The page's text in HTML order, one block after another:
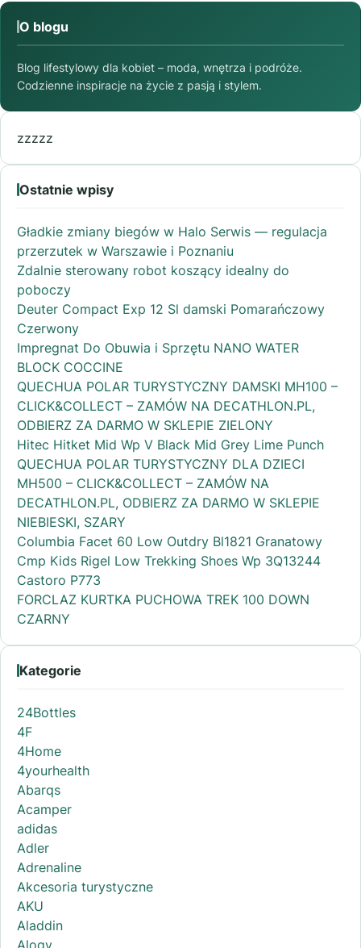
O blogu
Blog lifestylowy dla kobiet – moda, wnętrza i podróże.
Codzienne inspiracje na życie z pasją i stylem.
zzzzz
Ostatnie wpisy
Gładkie zmiany biegów w Halo Serwis — regulacja
przerzutek w Warszawie i Poznaniu
Zdalnie sterowany robot koszący idealny do
poboczy
Deuter Compact Exp 12 Sl damski Pomarańczowy
Czerwony
Impregnat Do Obuwia i Sprzętu NANO WATER
BLOCK COCCINE
QUECHUA POLAR TURYSTYCZNY DAMSKI MH100 –
CLICK&COLLECT – ZAMÓW NA DECATHLON.PL,
ODBIERZ ZA DARMO W SKLEPIE ZIELONY
Hitec Hitket Mid Wp V Black Mid Grey Lime Punch
QUECHUA POLAR TURYSTYCZNY DLA DZIECI
MH500 – CLICK&COLLECT – ZAMÓW NA
DECATHLON.PL, ODBIERZ ZA DARMO W SKLEPIE
NIEBIESKI, SZARY
Columbia Facet 60 Low Outdry Bl1821 Granatowy
Cmp Kids Rigel Low Trekking Shoes Wp 3Q13244
Castoro P773
FORCLAZ KURTKA PUCHOWA TREK 100 DOWN
CZARNY
Kategorie
24Bottles
4F
4Home
4yourhealth
Abarqs
Acamper
adidas
Adler
Adrenaline
Akcesoria turystyczne
AKU
Aladdin
Alogy